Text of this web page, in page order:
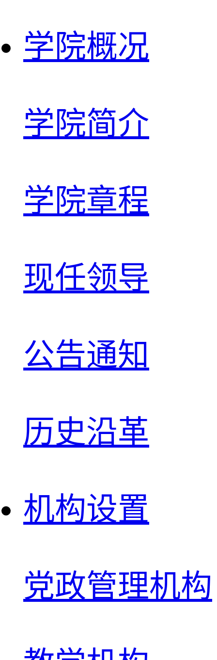
学院概况
学院简介
学院章程
现任领导
公告通知
历史沿革
机构设置
党政管理机构